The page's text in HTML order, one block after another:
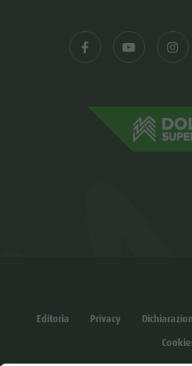
Editoria Privacy